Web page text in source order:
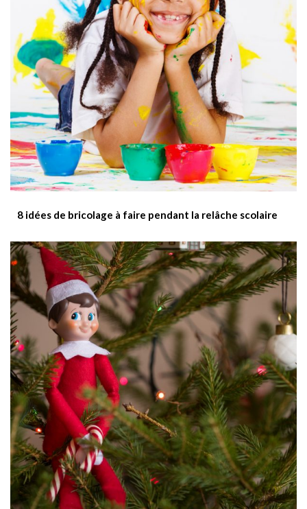
8 idées de bricolage à faire pendant la relâche scolaire